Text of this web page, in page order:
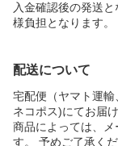
入金確認後の発送
様負担となります。
配送について
宅配便（ヤマト運
ネコポス)にてお届
商品によっては、
す。 予めご了承くだ